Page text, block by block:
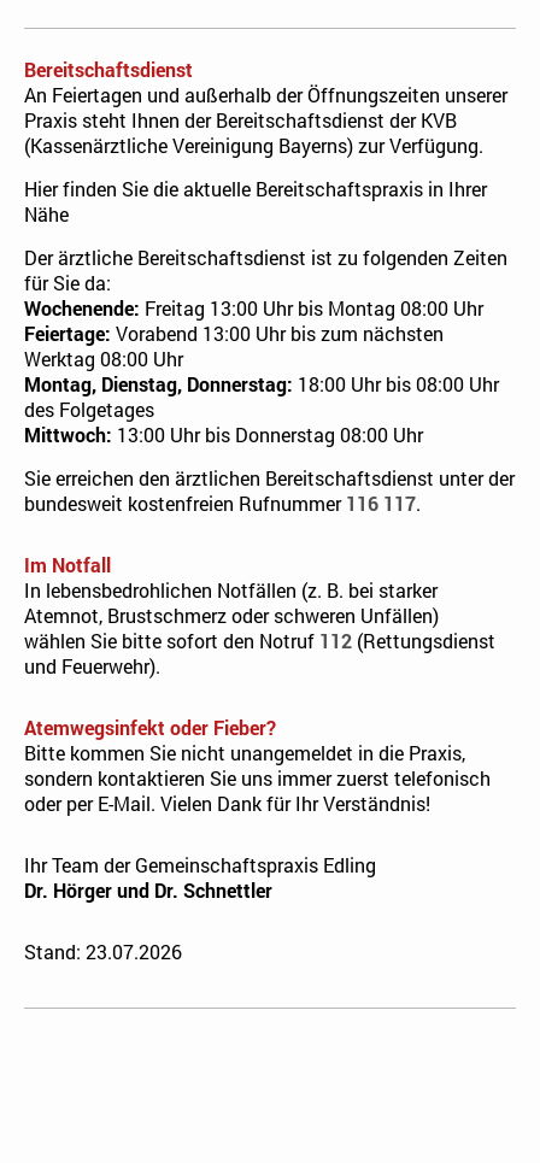
Bereitschaftsdienst
An Feiertagen und außerhalb der Öffnungszeiten unserer
Praxis steht Ihnen der Bereitschaftsdienst der KVB
(Kassenärztliche Vereinigung Bayerns) zur Verfügung.
Hier finden Sie die aktuelle Bereitschaftspraxis in Ihrer
Nähe
Der ärztliche Bereitschaftsdienst ist zu folgenden Zeiten
für Sie da:
Wochenende: Freitag 13:00 Uhr bis Montag 08:00 Uhr
Feiertage: Vorabend 13:00 Uhr bis zum nächsten
Werktag 08:00 Uhr
Montag, Dienstag, Donnerstag: 18:00 Uhr bis 08:00 Uhr
des Folgetages
Mittwoch: 13:00 Uhr bis Donnerstag 08:00 Uhr
Sie erreichen den ärztlichen Bereitschaftsdienst unter der
bundesweit kostenfreien Rufnummer116 117.
Im Notfall
In lebensbedrohlichen Notfällen (z. B. bei starker
Atemnot, Brustschmerz oder schweren Unfällen)
wählen Sie bitte sofort den Notruf 112 (Rettungsdienst
und Feuerwehr).
Atemwegsinfekt oder Fieber?
Bitte kommen Sie nicht unangemeldet in die Praxis,
sondern kontaktieren Sie uns immer zuerst telefonisch
oder per E-Mail. Vielen Dank für Ihr Verständnis!
Ihr Team der Gemeinschaftspraxis Edling
Dr. Hörger und Dr. Schnettler
Stand: 23.07.2026